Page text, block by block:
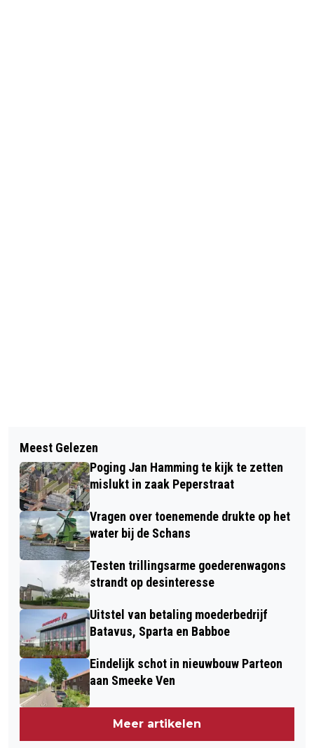
STUWENDE KRACHT ACHTER
OFFSHORE WINDENERGIE
ONDERSCHEIDEN
ALLE REIZIGERS OP BOOT NAAR
AMELAND GAAN VOORAF
RESERVEREN
Meest Gelezen
Poging Jan Hamming te kijk te zetten
mislukt in zaak Peperstraat
Vragen over toenemende drukte op het
water bij de Schans
Testen trillingsarme goederenwagons
strandt op desinteresse
Uitstel van betaling moederbedrijf
Batavus, Sparta en Babboe
Eindelijk schot in nieuwbouw Parteon
aan Smeeke Ven
Meer artikelen